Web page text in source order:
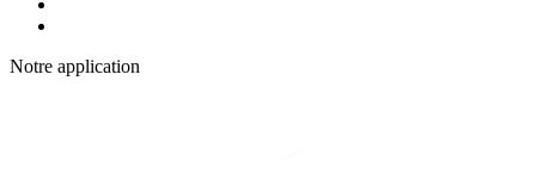
Notre application